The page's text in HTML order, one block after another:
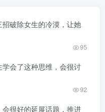
破除女生的冷漠，让她
95
会了这种思维，会很讨
92
很好的延展话题，推进